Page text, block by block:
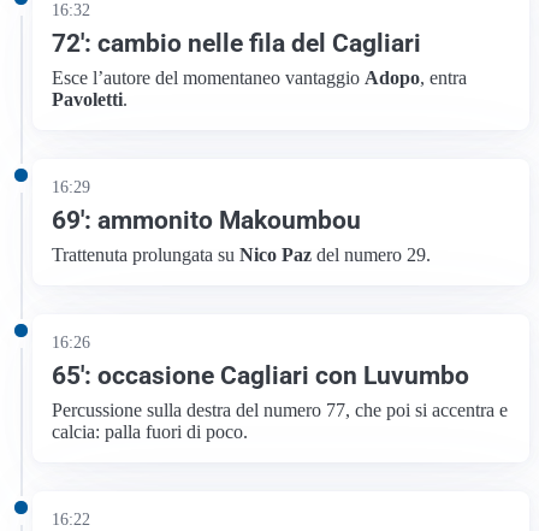
16:32
72′: cambio nelle fila del Cagliari
Esce l’autore del momentaneo vantaggio Adopo, entra
Pavoletti.
16:29
69′: ammonito Makoumbou
Trattenuta prolungata suNico Paz del numero 29.
16:26
65′: occasione Cagliari con Luvumbo
Percussione sulla destra del numero 77, che poi si accentra e
calcia: palla fuori di poco.
16:22